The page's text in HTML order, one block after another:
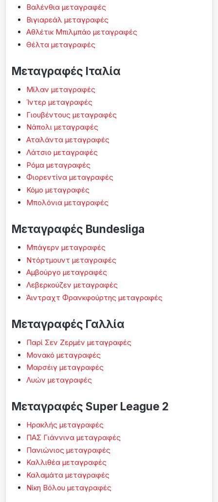
Βαλένθια μεταγραφές
Βιγιαρεάλ μεταγραφές
Αθλέτικ Μπιλμπάο μεταγραφές
Θέλτα μεταγραφές
Μεταγραφές Ιταλία
Μίλαν μεταγραφές
Ίντερ μεταγραφές
Γιουβέντους μεταγραφές
Νάπολι μεταγραφές
Αταλάντα μεταγραφές
Λάτσιο μεταγραφές
Ρόμα μεταγραφές
Φιορεντίνα μεταγραφές
Κόμο μεταγραφές
Μπολόνια μεταγραφές
Μεταγραφές Bundesliga
Μπάγερν μεταγραφές
Ντόρτμουντ μεταγραφές
Αμβούργο μεταγραφές
Λεβερκούζεν μεταγραφές
Άιντραχτ Φρανκφούρτης μεταγραφές
Μεταγραφές Γαλλία
Παρί Σεν Ζερμέν μεταγραφές
Μονακό μεταγραφές
Μαρσέιγ μεταγραφές
Λυών μεταγραφές
Μεταγραφές Super League 2
Ηρακλής μεταγραφές
ΠΑΣ Γιάννινα μεταγραφές
Πανιώνιος μεταγραφές
Καλλιθέα μεταγραφές
Καλαμάτα μεταγραφές
Νίκη Βόλου μεταγραφές